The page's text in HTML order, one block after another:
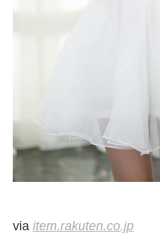
via item.rakuten.co.jp